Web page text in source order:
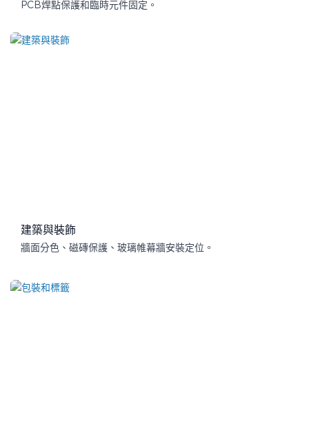
PCB焊點保護和臨時元件固定。
建築與裝飾
牆面分色、磁磚保護、玻璃帷幕牆安裝定位。